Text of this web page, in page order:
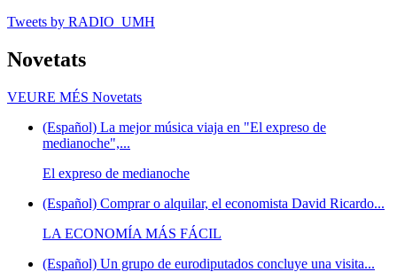
Tweets by RADIO_UMH
Novetats
VEURE MÉS Novetats
(Español) La mejor música viaja en "El expreso de
medianoche",...
El expreso de medianoche
(Español) Comprar o alquilar, el economista David Ricardo...
LA ECONOMÍA MÁS FÁCIL
(Español) Un grupo de eurodiputados concluye una visita...